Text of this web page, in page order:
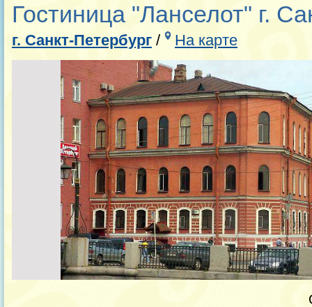
Гостиница "Ланселот" г.
г. Санкт-Петербург / На карте